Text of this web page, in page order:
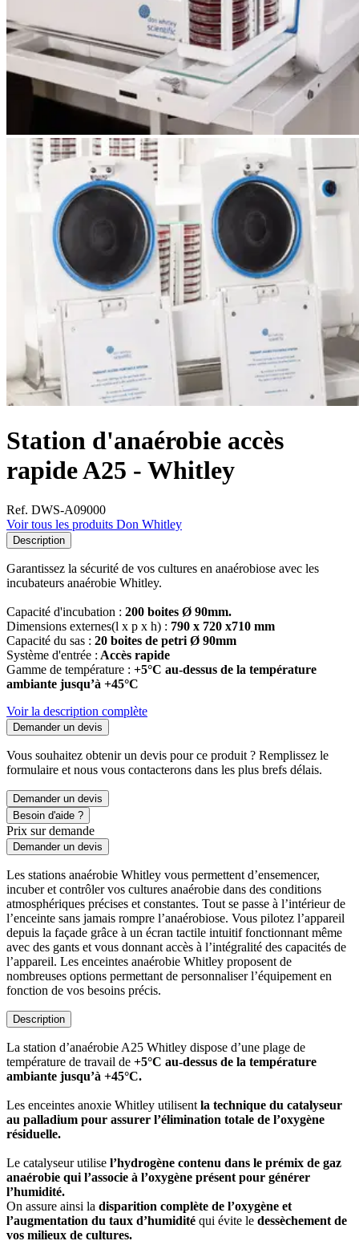
Station d'anaérobie accès
rapide A25 - Whitley
Ref. DWS-A09000
Voir tous les produits Don Whitley
Description
Garantissez la sécurité de vos cultures en anaérobiose avec les
incubateurs anaérobie Whitley.
Capacité d'incubation : 200 boites Ø 90mm.
Dimensions externes(l x p x h) : 790 x 720 x710 mm
Capacité du sas : 20 boites de petri Ø 90mm
Système d'entrée : Accès rapide
Gamme de température : +5°C au-dessus de la température
ambiante jusqu’à +45°C
Voir la description complète
Demander un devis
Vous souhaitez obtenir un devis pour ce produit ? Remplissez le
formulaire et nous vous contacterons dans les plus brefs délais.
Demander un devis
Besoin d'aide ?
Prix sur demande
Demander un devis
Les stations anaérobie Whitley vous permettent d’ensemencer,
incuber et contrôler vos cultures anaérobie dans des conditions
atmosphériques précises et constantes. Tout se passe à l’intérieur de
l’enceinte sans jamais rompre l’anaérobiose. Vous pilotez l’appareil
depuis la façade grâce à un écran tactile intuitif fonctionnant même
avec des gants et vous donnant accès à l’intégralité des capacités de
l’appareil. Les enceintes anaérobie Whitley proposent de
nombreuses options permettant de personnaliser l’équipement en
fonction de vos besoins précis.
Description
La station d’anaérobie A25 Whitley dispose d’une plage de
température de travail de +5°C au-dessus de la température
ambiante jusqu’à +45°C.
Les enceintes anoxie Whitley utilisent la technique du catalyseur
au palladium pour assurer l’élimination totale de l’oxygène
résiduelle.
Le catalyseur utilise l’hydrogène contenu dans le prémix de gaz
anaérobie qui l’associe à l’oxygène présent pour générer
l’humidité.
On assure ainsi la disparition complète de l’oxygène et
l’augmentation du taux d’humidité qui évite le dessèchement de
vos milieux de cultures.